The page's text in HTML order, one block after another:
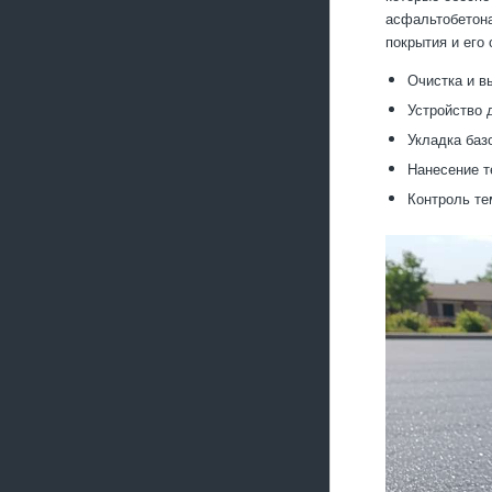
покрытия и его
Очистка и
Устройство
Укладка
Нанесение
Контроль